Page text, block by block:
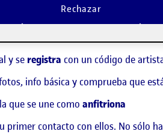
quiere interactuar dentro de su
escogido este caso porque me
es el siguiente:
y se registra con un código de
info básica y comprueba que
que se une como anfitriona
contacto con ellos. No sólo
Rechazar